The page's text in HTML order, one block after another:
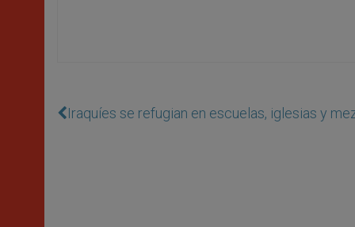
Iraquí­es se refugian en escuelas, iglesias y